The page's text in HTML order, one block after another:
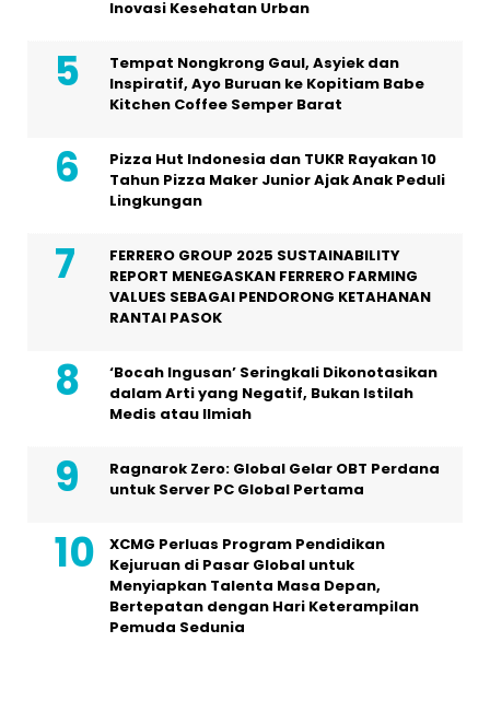
Inovasi Kesehatan Urban
Tempat Nongkrong Gaul, Asyiek dan
Inspiratif, Ayo Buruan ke Kopitiam Babe
Kitchen Coffee Semper Barat
Pizza Hut Indonesia dan TUKR Rayakan 10
Tahun Pizza Maker Junior Ajak Anak Peduli
Lingkungan
FERRERO GROUP 2025 SUSTAINABILITY
REPORT MENEGASKAN FERRERO FARMING
VALUES SEBAGAI PENDORONG KETAHANAN
RANTAI PASOK
‘Bocah Ingusan’ Seringkali Dikonotasikan
dalam Arti yang Negatif, Bukan Istilah
Medis atau Ilmiah
Ragnarok Zero: Global Gelar OBT Perdana
untuk Server PC Global Pertama
XCMG Perluas Program Pendidikan
Kejuruan di Pasar Global untuk
Menyiapkan Talenta Masa Depan,
Bertepatan dengan Hari Keterampilan
Pemuda Sedunia